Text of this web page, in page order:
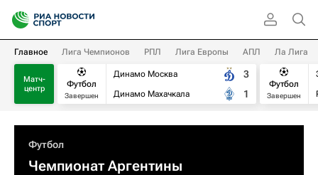
Главное Лига Чемпионов РПЛ Лига Европы АПЛ Ла Лига
Матч-
центр
Футбол
Завершен
Динамо Москва
Динамо Махачкала
3
1
Футбол
Завершен
Футбол
Чемпионат Аргентины